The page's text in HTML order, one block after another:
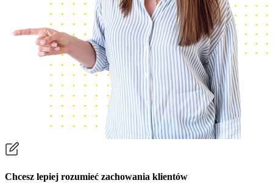
Chcesz lepiej rozumieć zachowania klientów